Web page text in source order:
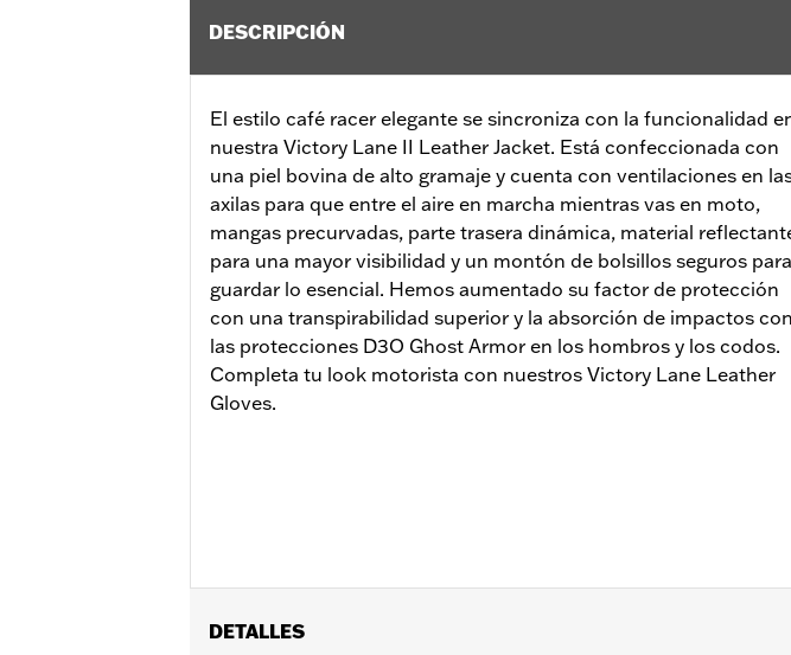
DESCRIPCIÓN
El estilo café racer elegante se sincroniza con la funcionalidad
nuestra Victory Lane II Leather Jacket. Está confeccionada con
una piel bovina de alto gramaje y cuenta con ventilaciones en
axilas para que entre el aire en marcha mientras vas en moto,
mangas precurvadas, parte trasera dinámica, material
para una mayor visibilidad y un montón de bolsillos seguros para
guardar lo esencial. Hemos aumentado su factor de protección
con una transpirabilidad superior y la absorción de impactos con
las protecciones D3O Ghost Armor en los hombros y los codos.
Completa tu look motorista con nuestros Victory Lane Leather
Gloves.
DETALLES